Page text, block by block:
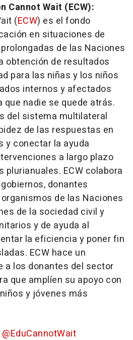
Cannot Wait (ECW):
(ECW) es el fondo
en situaciones de
de las Naciones
obtención de resultados
para las niñas y los niños
internos y afectados
nadie se quede atrás.
del sistema multilateral
de las respuestas en
y conectar la ayuda
a largo plazo
plurianuales. ECW colabora
donantes
de las Naciones
de la sociedad civil y
y de ayuda al
la eficiencia y poner fin
ECW hace un
a los donantes del sector
que amplíen su apoyo con
y jóvenes más
@EduCannotWait